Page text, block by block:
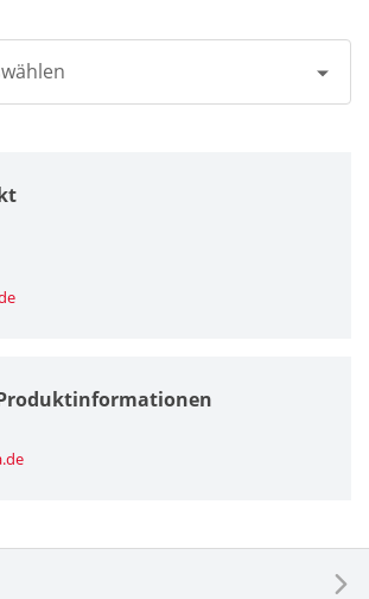
Komponenten & Geräte